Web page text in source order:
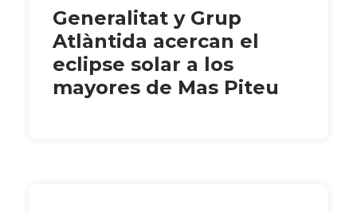
Generalitat y Grup
Atlàntida acercan el
eclipse solar a los
mayores de Mas Piteu